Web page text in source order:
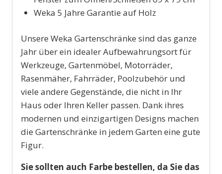
Weka 5 Jahre Garantie auf Holz
Unsere Weka Gartenschränke sind das ganze
Jahr über ein idealer Aufbewahrungsort für
Werkzeuge, Gartenmöbel, Motorräder,
Rasenmäher, Fahrräder, Poolzubehör und
viele andere Gegenstände, die nicht in Ihr
Haus oder Ihren Keller passen. Dank ihres
modernen und einzigartigen Designs machen
die Gartenschränke in jedem Garten eine gute
Figur.
Sie sollten auch Farbe bestellen, da Sie das